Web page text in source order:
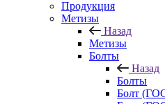
Продукция
Метизы
Назад
Метизы
Болты
Назад
Болты
Болт